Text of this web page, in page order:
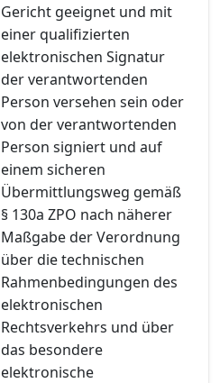
Gericht geeignet und mit
einer qualifizierten
elektronischen Signatur
der verantwortenden
Person versehen sein oder
von der verantwortenden
Person signiert und auf
einem sicheren
Übermittlungsweg gemäß
§ 130a ZPO nach näherer
Maßgabe der Verordnung
über die technischen
Rahmenbedingungen des
elektronischen
Rechtsverkehrs und über
das besondere
elektronische